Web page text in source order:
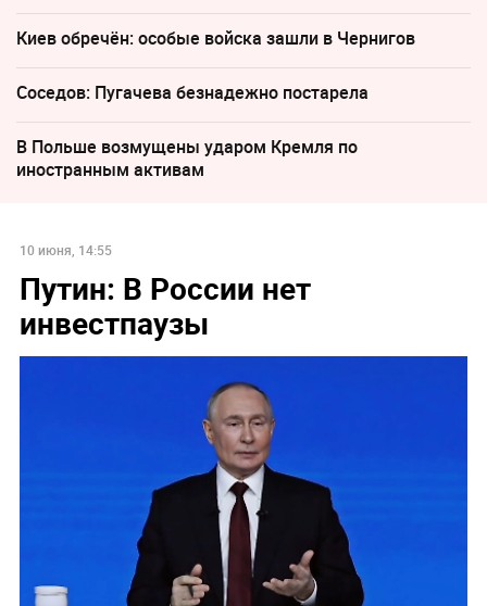
Киев обречён: особые войска зашли в Чернигов
Соседов: Пугачева безнадежно постарела
В Польше возмущены ударом Кремля по
иностранным активам
10 июня, 14:55
Путин: В России нет
инвестпаузы